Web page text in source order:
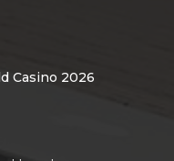
Casino 2026